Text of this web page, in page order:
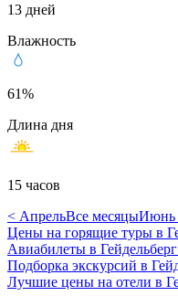
13 дней
Влажность
61%
Длина дня
15 часов
< АпрельВсе месяцыИюнь
Цены на горящие туры в
Авиабилеты в
Подборка экскурсий в
Лучшие цены на отели в